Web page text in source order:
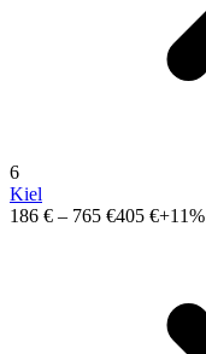
6
Kiel
186 € – 765 €405 €+11%